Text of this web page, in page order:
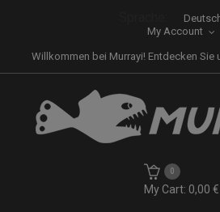
My Account
Willkommen bei Murrayi! Entdecken Sie
My Cart: 0,00 €
0